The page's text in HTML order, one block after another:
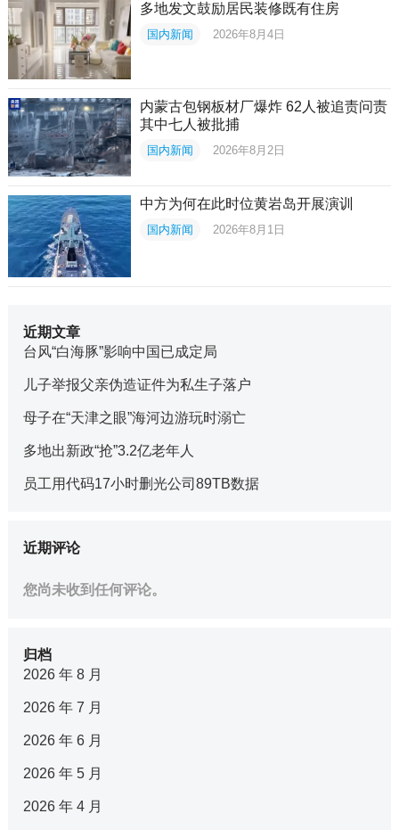
多地发文鼓励居民装修既有住房
国内新闻 2026年8月4日
内蒙古包钢板材厂爆炸 62人被追责问责
其中七人被批捕
国内新闻 2026年8月2日
中方为何在此时位黄岩岛开展演训
国内新闻 2026年8月1日
近期文章
台风“白海豚”影响中国已成定局
儿子举报父亲伪造证件为私生子落户
母子在“天津之眼”海河边游玩时溺亡
多地出新政“抢”3.2亿老年人
员工用代码17小时删光公司89TB数据
近期评论
您尚未收到任何评论。
归档
2026 年 8 月
2026 年 7 月
2026 年 6 月
2026 年 5 月
2026 年 4 月